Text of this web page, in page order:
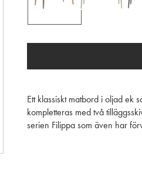
Ett klassiskt matbord i oljad ek
kompletteras med två
serien Filippa som även har